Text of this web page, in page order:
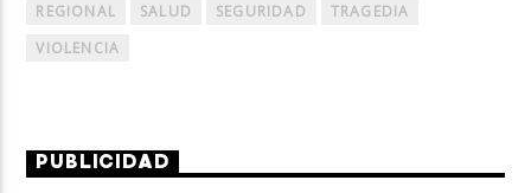
REGIONAL
SALUD SEGURIDAD
TRAGEDIA
VIOLENCIA
PUBLICIDAD